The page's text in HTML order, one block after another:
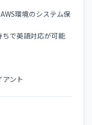
環境のシステム保
で英語対応が可能
アント